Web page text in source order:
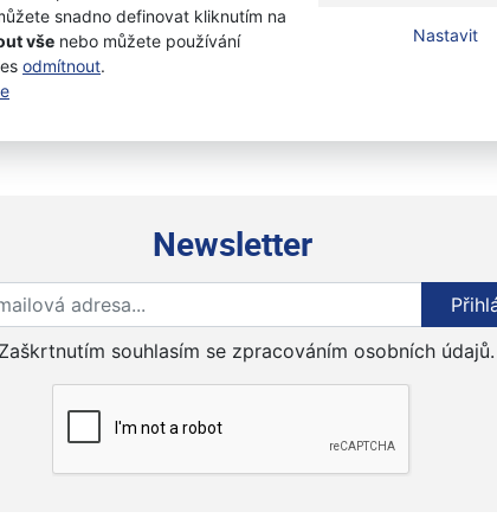
snadno definovat kliknutím na
vše nebo můžete používání
odmítnout.
Nastavit
s DPH
Přidat k nákupu
Newsletter
Přihlaste se k odběru novinek
Zaškrtnutím souhlasím se zpracováním osobních údajů.